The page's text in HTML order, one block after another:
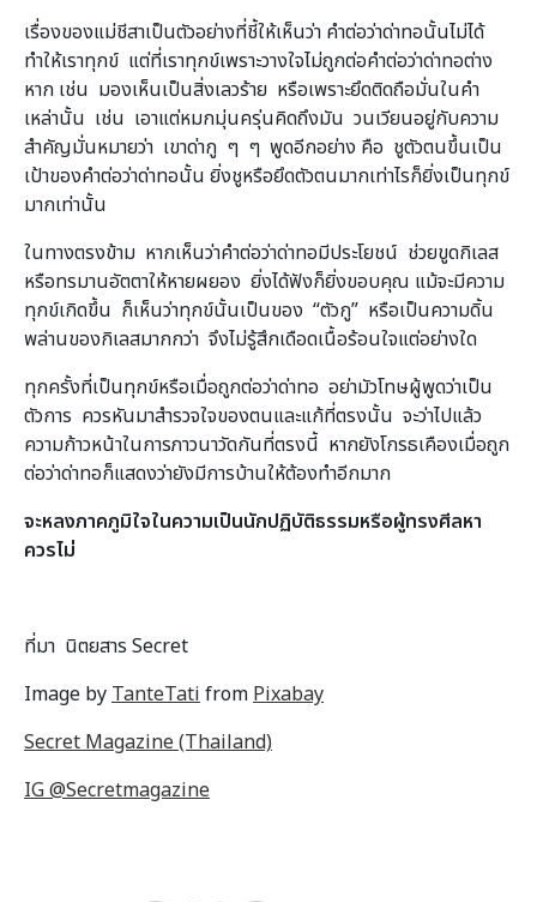
เรื่องของแม่ชีสาเป็นตัวอย่างที่ชี้ให้เห็นว่า คำต่อว่าด่าทอนั้นไม่ได้
ทำให้เราทุกข์ แต่ที่เราทุกข์เพราะวางใจไม่ถูกต่อคำต่อว่าด่าทอต่าง
หาก เช่น มองเห็นเป็นสิ่งเลวร้าย หรือเพราะยึดติดถือมั่นในคำ
เหล่านั้น เช่น เอาแต่หมกมุ่นครุ่นคิดถึงมัน วนเวียนอยู่กับความ
สำคัญมั่นหมายว่า เขาด่ากู ๆ ๆ พูดอีกอย่าง คือ ชูตัวตนขึ้นเป็น
เป้าของคำต่อว่าด่าทอนั้น ยิ่งชูหรือยึดตัวตนมากเท่าไรก็ยิ่งเป็นทุกข์
มากเท่านั้น
ในทางตรงข้าม หากเห็นว่าคำต่อว่าด่าทอมีประโยชน์ ช่วยขูดกิเลส
หรือทรมานอัตตาให้หายผยอง ยิ่งได้ฟังก็ยิ่งขอบคุณ แม้จะมีความ
ทุกข์เกิดขึ้น ก็เห็นว่าทุกข์นั้นเป็นของ “ตัวกู” หรือเป็นความดิ้น
พล่านของกิเลสมากกว่า จึงไม่รู้สึกเดือดเนื้อร้อนใจแต่อย่างใด
ทุกครั้งที่เป็นทุกข์หรือเมื่อถูกต่อว่าด่าทอ อย่ามัวโทษผู้พูดว่าเป็น
ตัวการ ควรหันมาสำรวจใจของตนและแก้ที่ตรงนั้น จะว่าไปแล้ว
ความก้าวหน้าในการภาวนาวัดกันที่ตรงนี้ หากยังโกรธเคืองเมื่อถูก
ต่อว่าด่าทอก็แสดงว่ายังมีการบ้านให้ต้องทำอีกมาก
จะหลงภาคภูมิใจในความเป็นนักปฏิบัติธรรมหรือผู้ทรงศีลหา
ควรไม่
ที่มา นิตยสาร Secret
Image by TanteTati from Pixabay
Secret Magazine (Thailand)
IG @Secretmagazine